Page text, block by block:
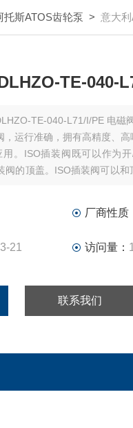
托斯ATOS齿轮泵 >意大利
TE-040-
TE-040-L71/I/PE 电磁
，运行准确，拥有高精度、
。ISO插装阀既可以作为
阀的顶盖。ISO插装阀可以和
厂商性质
21 访问量：
联系我们